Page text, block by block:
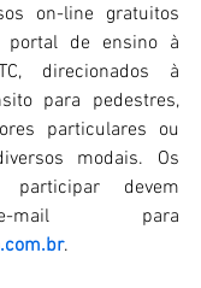
on-line gratuitos
portal de ensino à
direcionados à
para pedestres,
particulares ou
modais. Os
participar devem
.